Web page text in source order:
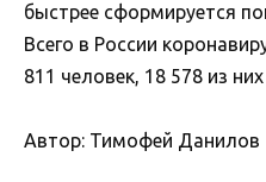
быстрее сформируется
Всего в России
811 человек, 18 578 из
Автор: Тимофей Данилов